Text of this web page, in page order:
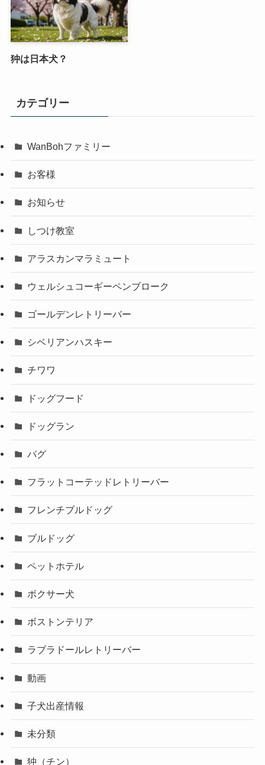
狆は日本犬？
カテゴリー
WanBohファミリー
お客様
お知らせ
しつけ教室
アラスカンマラミュート
ウェルシュコーギーペンブローク
ゴールデンレトリーバー
シベリアンハスキー
チワワ
ドッグフード
ドッグラン
パグ
フラットコーテッドレトリーバー
フレンチブルドッグ
ブルドッグ
ペットホテル
ボクサー犬
ボストンテリア
ラブラドールレトリーバー
動画
子犬出産情報
未分類
狆（チン）